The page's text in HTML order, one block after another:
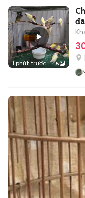
1 phút trước 5